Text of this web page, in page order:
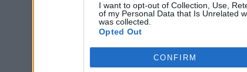
I want to opt-out of Collection, Use,
of my Personal Data that Is Unrelated
was collected.
Opted Out
CONFIRM